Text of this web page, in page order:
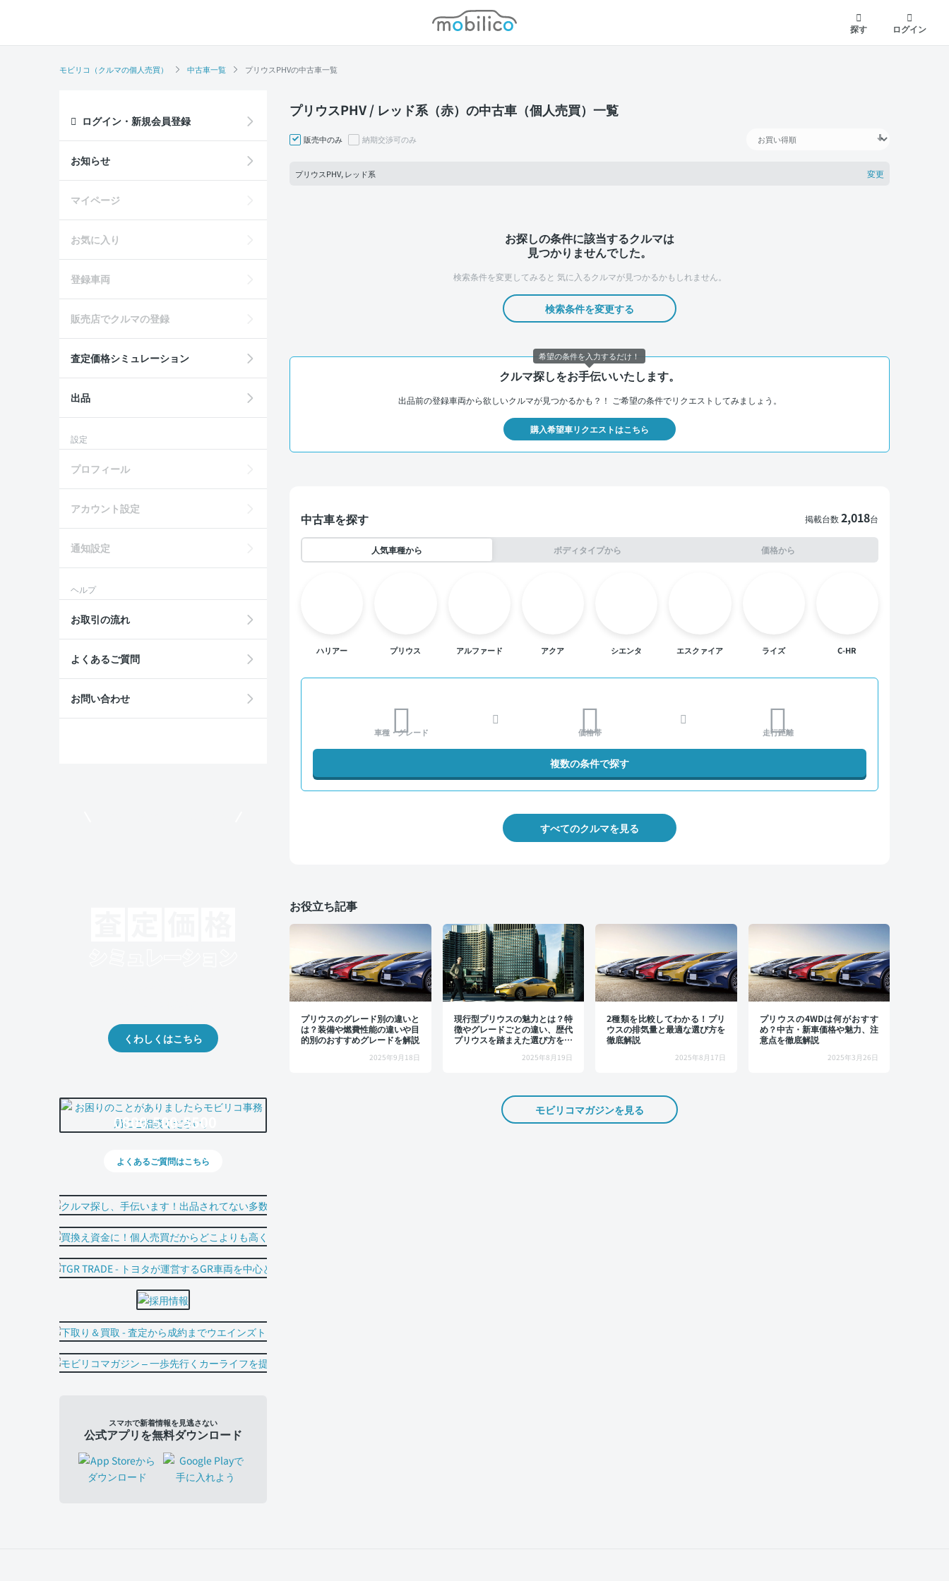
モビリコ
探す
ログイン
モビリコ（クルマの個人売買） 中古車一覧 プリウスPHVの中古車一覧
プリウスPHV / レッド系（赤）の中古車（個人売買）一覧
販売中のみ 納期交渉可のみ
プリウスPHV, レッド系 変更
お探しの条件に該当するクルマは
見つかりませんでした。
検索条件を変更してみると 気に入るクルマが見つかるかもしれません。
検索条件を変更する
クルマ探しをお手伝いいたします。
出品前の登録車両から欲しいクルマが見つかるかも？！ ご希望の条件でリクエストしてみましょう。
購入希望車リクエストはこちら
中古車を探す 掲載台数2,018台
人気車種から ボディタイプから 価格から
ハリアー プリウス アルファード アクア シエンタ エスクァイア ライズ C-HR
車種・グレード 価格帯 走行距離
複数の条件で探す
すべてのクルマを見る
お役立ち記事
プリウスのグレード別の違いと
は？装備や燃費性能の違いや目
的別のおすすめグレードを解説
2025年9月18日
現行型プリウスの魅力とは？特
徴やグレードごとの違い、歴代
プリウスを踏まえた選び方を解
2025年8月19日
2種類を比較してわかる！プリ
ウスの排気量と最適な選び方を
徹底解説
2025年8月17日
プリウスの4WDは何がおすす
め？中古・新車価格や魅力、注
意点を徹底解説
2025年3月26日
モビリコマガジンを見る
ログイン・新規会員登録
お知らせ
マイページ
お気に入り
登録車両
販売店でクルマの登録
査定価格シミュレーション
出品
設定
プロフィール
アカウント設定
通知設定
ヘルプ
お取引の流れ
よくあるご質問
お問い合わせ
くわしくはこちら
0800-500-5500
よくあるご質問はこちら
スマホで新着情報を見逃さない
公式アプリを無料ダウンロード
希望の条件を入力するだけ！